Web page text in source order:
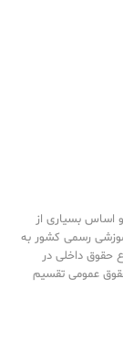
اساس بسیاری از
رسمی کشور به
حقوق داخلی در
عمومی تقسیم